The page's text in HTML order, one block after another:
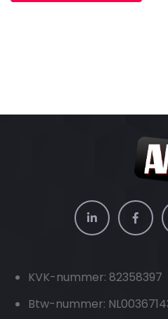
KVK-nummer: 82358397
Btw-nummer: